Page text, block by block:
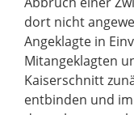
dort nicht
Angeklagte in
Mitangeklagten
Kaiserschnitt
entbinden und